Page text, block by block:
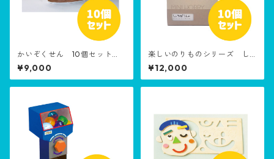
かいぞくせん 10個セット
［生産終了品］
¥9,000
楽しいのりものシリーズ し
ょうぼうしゃ 10個セット
¥12,000